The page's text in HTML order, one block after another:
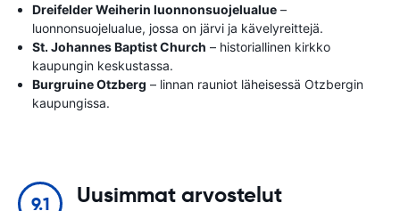
Dreifelder Weiherin luonnonsuojelualue –
luonnonsuojelualue, jossa on järvi ja kävelyreittejä.
St. Johannes Baptist Church – historiallinen kirkko
kaupungin keskustassa.
Burgruine Otzberg – linnan rauniot läheisessä Otzbergin
kaupungissa.
9.1 Uusimmat arvostelut